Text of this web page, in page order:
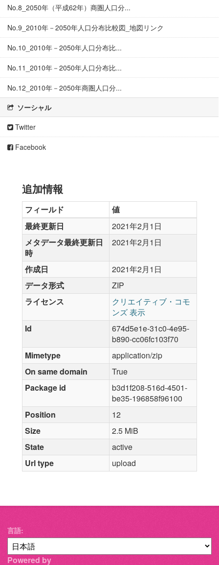
No.8_2050年（平成62年）商圏人口分...
No.9_2010年－2050年人口分布比較図_地図リンク
No.10_2010年－2050年人口分布比...
No.11_2010年－2050年人口分布比...
No.12_2010年－2050年商圏人口分...
ソーシャル
Twitter
Facebook
追加情報
フィールド
値
最終更新日
2021年2月1日
メタデータ最終更新日
時
2021年2月1日
作成日
2021年2月1日
データ形式
ZIP
ライセンス
クリエイティブ・コモ
ンズ 表示
Id
674d5e1e-31c0-4e95-
b890-cc06fc103f70
Mimetype
application/zip
On same domain
True
Package id
b3d1f208-516d-4501-
be35-196858f96100
Position
12
Size
2.5 MiB
State
active
Url type
upload
言語
Powered by